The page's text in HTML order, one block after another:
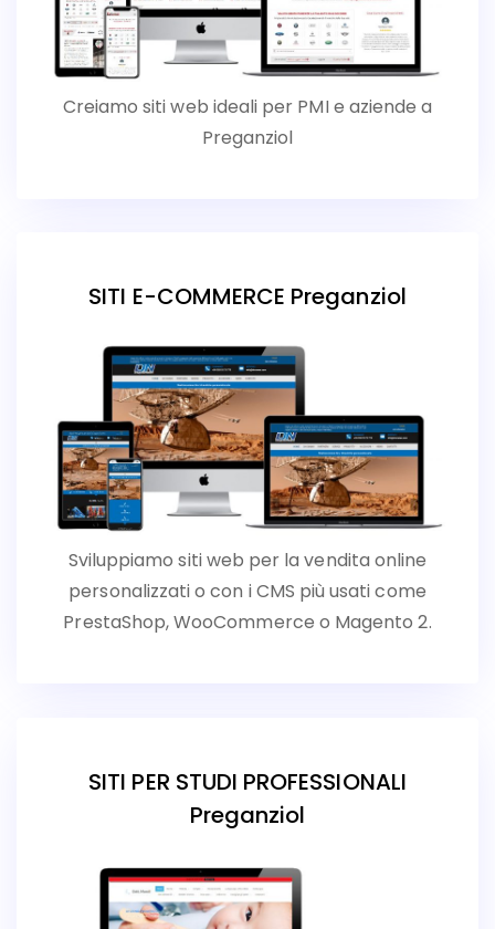
Creiamo siti web ideali per PMI e aziende a
Preganziol
SITI E-COMMERCE Preganziol
Sviluppiamo siti web per la vendita online
personalizzati o con i CMS più usati come
PrestaShop, WooCommerce o Magento 2.
SITI PER STUDI PROFESSIONALI
Preganziol